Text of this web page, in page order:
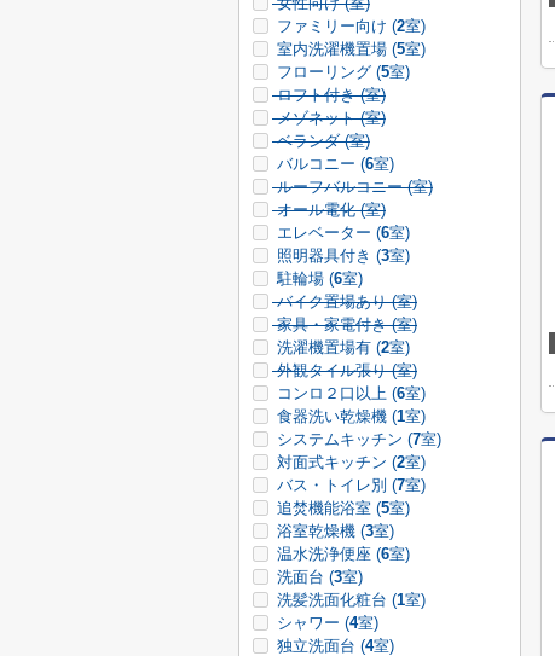
ファミリー向け (2室)
室内洗濯機置場 (5室)
フローリング (5室)
ロフト付き (室)
メゾネット (室)
ベランダ (室)
バルコニー (6室)
ルーフバルコニー (室)
オール電化 (室)
エレベーター (6室)
照明器具付き (3室)
駐輪場 (6室)
バイク置場あり (室)
家具・家電付き (室)
洗濯機置場有 (2室)
外観タイル張り (室)
コンロ２口以上 (6室)
食器洗い乾燥機 (1室)
システムキッチン (7室)
対面式キッチン (2室)
バス・トイレ別 (7室)
追焚機能浴室 (5室)
浴室乾燥機 (3室)
温水洗浄便座 (6室)
洗面台 (3室)
洗髪洗面化粧台 (1室)
シャワー (4室)
独立洗面台 (4室)